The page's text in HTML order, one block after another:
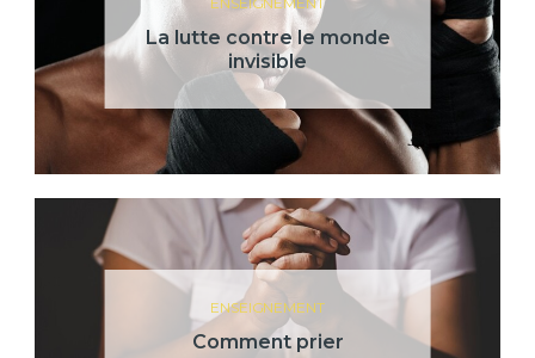
La lutte contre le monde
invisible
ENSEIGNEMENT
Comment prier